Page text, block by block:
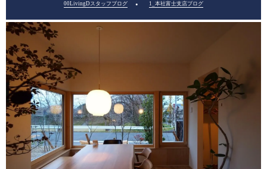
00LivingDスタッフブログ 1_本社富士支店ブログ